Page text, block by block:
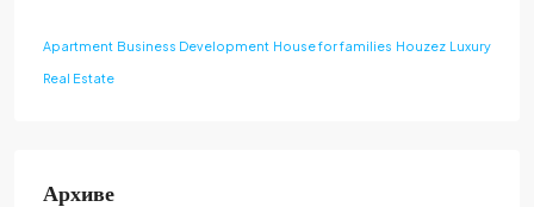
Apartment Business Development House for families Houzez Luxury
Real Estate
Архиве